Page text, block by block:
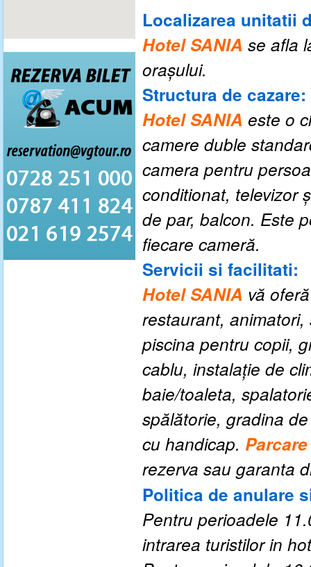
Localizarea unitatii
Hotel SANIA se afla
orașului.
Structura de cazare:
Hotel SANIA este o
camere duble
camera pentru
conditionat, televizor
de par, balcon. Este
fiecare cameră.
Servicii si facilitati:
Hotel SANIA vă oferă
restaurant, animatori,
piscina pentru copii,
cablu, instalaţie de
baie/toaleta,
spălătorie, gradina
cu handicap. Parcare
rezerva sau garanta
Politica de anulare
Pentru perioadele
intrarea turistilor in